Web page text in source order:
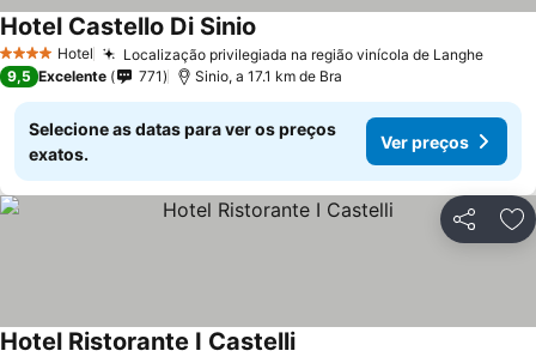
4 EstrelasHotel Localização privilegiada na região vinícola de Langhe
Hotel Castello Di Sinio
9,5 Excelente 771 Sinio, a 17.1 km de Bra
Selecione as datas para ver os preços
exatos.
Ver preços
Partilhar
Hotel Ristorante I Castelli